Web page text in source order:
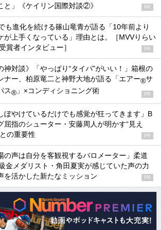
と」《ケイリン国際対談②》
PR
も進化を続ける篠山竜青が語る「10年前より
が上手くなっている」理由とは。［MVVりらい
賞者インタビュー］
PR
神対談》「やっぱり“タイパ”がいい！」箱根の
ナー、柏原竜二と神野大地が語る「エアー®サ
ス® 」×コンディショニング術 PR
ぼやけているだけでも感覚が狂ってきます」B
屈指のシューター・安藤周人が明かす“見え
の重要性
PR
の声は自分を客観視するバロメーター」柔道
金メダリスト・角田夏実が感じていた声の力
を活かした新たなミッション
PR